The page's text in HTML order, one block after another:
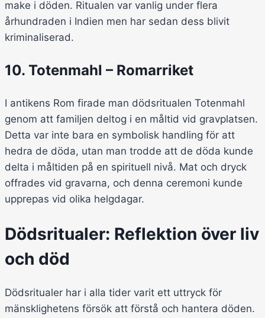
make i döden. Ritualen var vanlig under flera
århundraden i Indien men har sedan dess blivit
kriminaliserad.
10. Totenmahl – Romarriket
I antikens Rom firade man dödsritualen Totenmahl
genom att familjen deltog i en måltid vid gravplatsen.
Detta var inte bara en symbolisk handling för att
hedra de döda, utan man trodde att de döda kunde
delta i måltiden på en spirituell nivå. Mat och dryck
offrades vid gravarna, och denna ceremoni kunde
upprepas vid olika helgdagar.
Dödsritualer: Reflektion över liv
och död
Dödsritualer har i alla tider varit ett uttryck för
mänsklighetens försök att förstå och hantera döden.